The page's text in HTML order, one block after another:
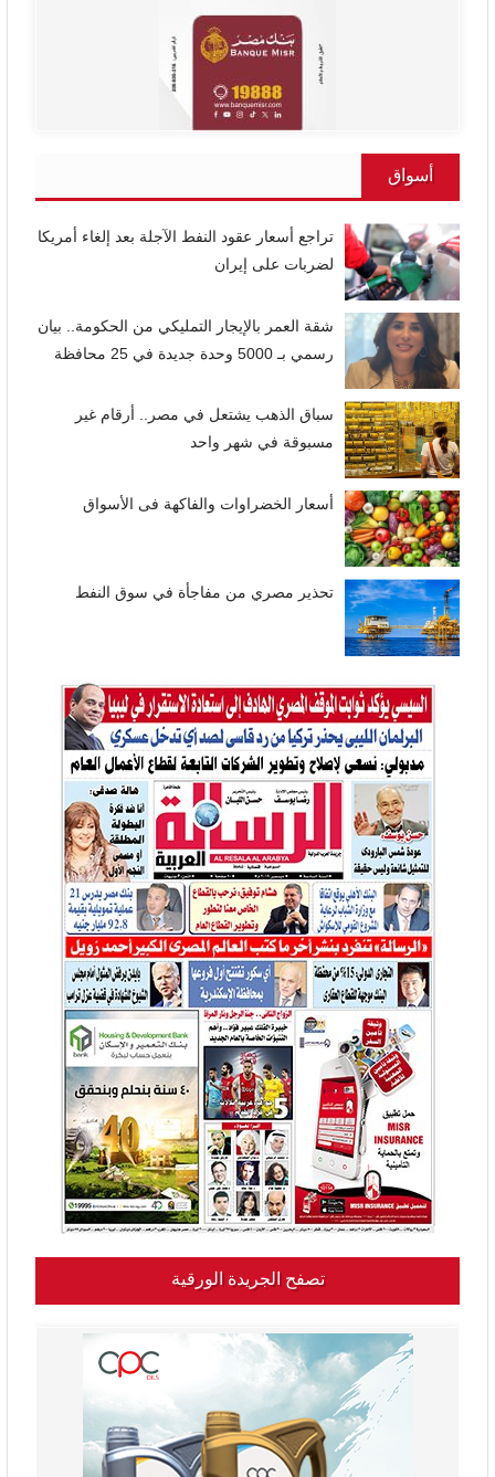
أسواق
تراجع أسعار عقود النفط الآجلة بعد إلغاء أمريكا
لضربات على إيران
شقة العمر بالإيجار التمليكي من الحكومة.. بيان
رسمي بـ 5000 وحدة جديدة في 25 محافظة
سباق الذهب يشتعل في مصر.. أرقام غير
مسبوقة في شهر واحد
أسعار الخضراوات والفاكهة فى الأسواق
تحذير مصري من مفاجأة في سوق النفط
تصفح الجريدة الورقية